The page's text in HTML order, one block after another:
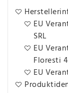
EU
SRL
EU
Floresti
EU